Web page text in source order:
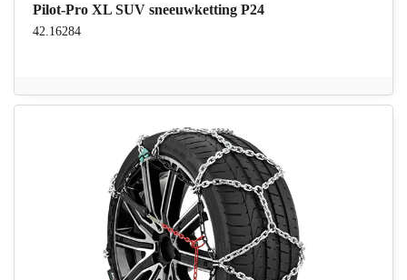
Pilot-Pro XL SUV sneeuwketting P24
42.16284